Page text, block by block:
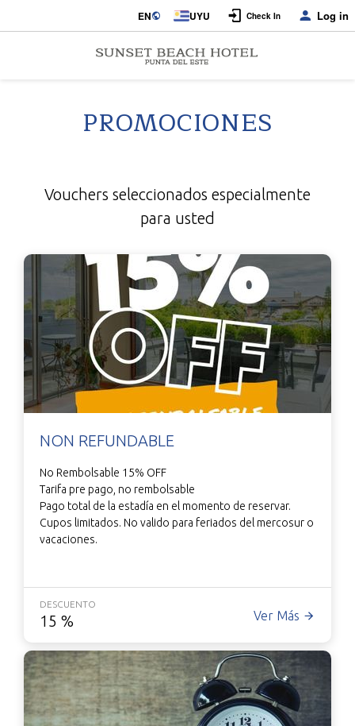
EN UYU Check In Log in
PROMOCIONES
Vouchers seleccionados especialmente
para usted
NON REFUNDABLE
No Rembolsable 15% OFF
Tarifa pre pago, no rembolsable
Pago total de la estadía en el momento de reservar.
Cupos limitados. No valido para feriados del mercosur o
vacaciones.
DESCUENTO
15 % Ver Más